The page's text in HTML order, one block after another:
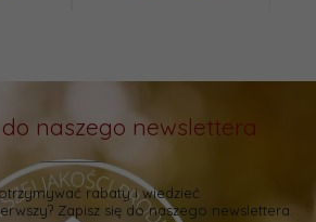
naszego newslettera
rabaty i wiedzieć
Zapisz się do naszego newslettera.